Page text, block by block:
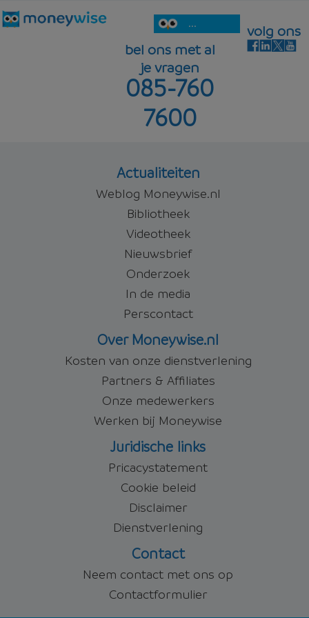
...
bel ons met al
je vragen
085-760
7600
volg ons
Actualiteiten
Weblog Moneywise.nl
Bibliotheek
Videotheek
Nieuwsbrief
Onderzoek
In de media
Perscontact
Over Moneywise.nl
Kosten van onze dienstverlening
Partners & Affiliates
Onze medewerkers
Werken bij Moneywise
Juridische links
Pricacystatement
Cookie beleid
Disclaimer
Dienstverlening
Contact
Neem contact met ons op
Contactformulier